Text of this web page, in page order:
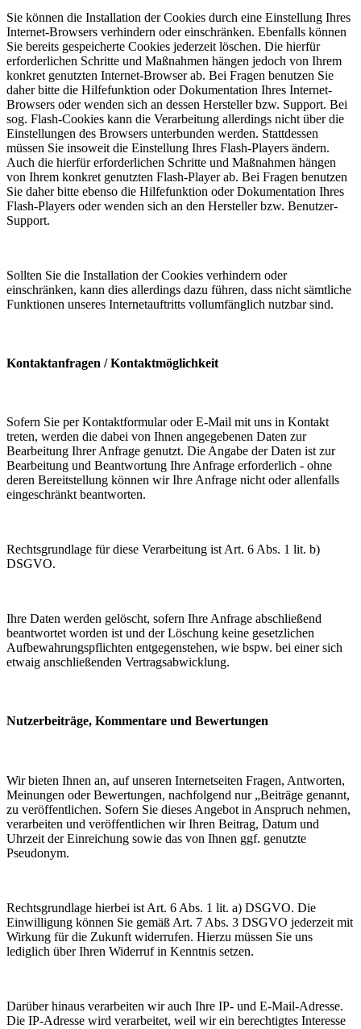
Sie können die Installation der Cookies durch eine Einstellung Ihres
Internet-Browsers verhindern oder einschränken. Ebenfalls können
Sie bereits gespeicherte Cookies jederzeit löschen. Die hierfür
erforderlichen Schritte und Maßnahmen hängen jedoch von Ihrem
konkret genutzten Internet-Browser ab. Bei Fragen benutzen Sie
daher bitte die Hilfefunktion oder Dokumentation Ihres Internet-
Browsers oder wenden sich an dessen Hersteller bzw. Support. Bei
sog. Flash-Cookies kann die Verarbeitung allerdings nicht über die
Einstellungen des Browsers unterbunden werden. Stattdessen
müssen Sie insoweit die Einstellung Ihres Flash-Players ändern.
Auch die hierfür erforderlichen Schritte und Maßnahmen hängen
von Ihrem konkret genutzten Flash-Player ab. Bei Fragen benutzen
Sie daher bitte ebenso die Hilfefunktion oder Dokumentation Ihres
Flash-Players oder wenden sich an den Hersteller bzw. Benutzer-
Support.
Sollten Sie die Installation der Cookies verhindern oder
einschränken, kann dies allerdings dazu führen, dass nicht sämtliche
Funktionen unseres Internetauftritts vollumfänglich nutzbar sind.
Kontaktanfragen / Kontaktmöglichkeit
Sofern Sie per Kontaktformular oder E-Mail mit uns in Kontakt
treten, werden die dabei von Ihnen angegebenen Daten zur
Bearbeitung Ihrer Anfrage genutzt. Die Angabe der Daten ist zur
Bearbeitung und Beantwortung Ihre Anfrage erforderlich - ohne
deren Bereitstellung können wir Ihre Anfrage nicht oder allenfalls
eingeschränkt beantworten.
Rechtsgrundlage für diese Verarbeitung ist Art. 6 Abs. 1 lit. b)
DSGVO.
Ihre Daten werden gelöscht, sofern Ihre Anfrage abschließend
beantwortet worden ist und der Löschung keine gesetzlichen
Aufbewahrungspflichten entgegenstehen, wie bspw. bei einer sich
etwaig anschließenden Vertragsabwicklung.
Nutzerbeiträge, Kommentare und Bewertungen
Wir bieten Ihnen an, auf unseren Internetseiten Fragen, Antworten,
Meinungen oder Bewertungen, nachfolgend nur „Beiträge genannt,
zu veröffentlichen. Sofern Sie dieses Angebot in Anspruch nehmen,
verarbeiten und veröffentlichen wir Ihren Beitrag, Datum und
Uhrzeit der Einreichung sowie das von Ihnen ggf. genutzte
Pseudonym.
Rechtsgrundlage hierbei ist Art. 6 Abs. 1 lit. a) DSGVO. Die
Einwilligung können Sie gemäß Art. 7 Abs. 3 DSGVO jederzeit mit
Wirkung für die Zukunft widerrufen. Hierzu müssen Sie uns
lediglich über Ihren Widerruf in Kenntnis setzen.
Darüber hinaus verarbeiten wir auch Ihre IP- und E-Mail-Adresse.
Die IP-Adresse wird verarbeitet, weil wir ein berechtigtes Interesse